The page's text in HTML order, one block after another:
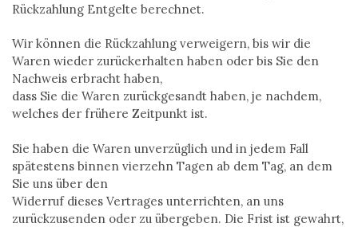
Rückzahlung Entgelte berechnet.
Wir können die Rückzahlung verweigern, bis wir die
Waren wieder zurückerhalten haben oder bis Sie den
Nachweis erbracht haben,
dass Sie die Waren zurückgesandt haben, je nachdem,
welches der frühere Zeitpunkt ist.
Sie haben die Waren unverzüglich und in jedem Fall
spätestens binnen vierzehn Tagen ab dem Tag, an dem
Sie uns über den
Widerruf dieses Vertrages unterrichten, an uns
zurückzusenden oder zu übergeben. Die Frist ist gewahrt,